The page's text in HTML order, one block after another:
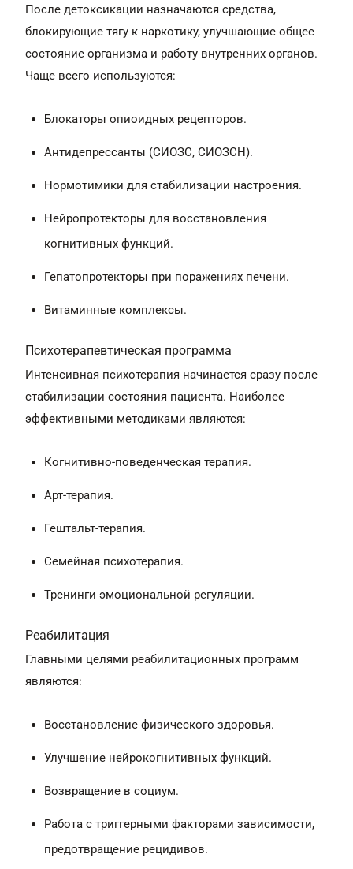
После детоксикации назначаются средства,
блокирующие тягу к наркотику, улучшающие общее
состояние организма и работу внутренних органов.
Чаще всего используются:
Блокаторы опиоидных рецепторов.
Антидепрессанты (СИОЗС, СИОЗСН).
Нормотимики для стабилизации настроения.
Нейропротекторы для восстановления
когнитивных функций.
Гепатопротекторы при поражениях печени.
Витаминные комплексы.
Психотерапевтическая программа
Интенсивная психотерапия начинается сразу после
стабилизации состояния пациента. Наиболее
эффективными методиками являются:
Когнитивно-поведенческая терапия.
Арт-терапия.
Гештальт-терапия.
Семейная психотерапия.
Тренинги эмоциональной регуляции.
Реабилитация
Главными целями реабилитационных программ
являются:
Восстановление физического здоровья.
Улучшение нейрокогнитивных функций.
Возвращение в социум.
Работа с триггерными факторами зависимости,
предотвращение рецидивов.